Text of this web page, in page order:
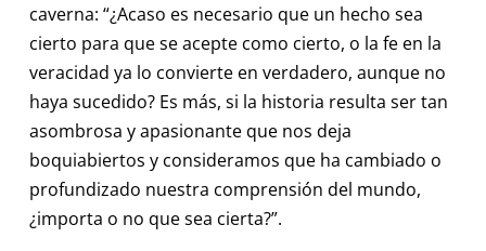
caverna: “¿Acaso es necesario que un hecho sea
cierto para que se acepte como cierto, o la fe en la
veracidad ya lo convierte en verdadero, aunque no
haya sucedido? Es más, si la historia resulta ser tan
asombrosa y apasionante que nos deja
boquiabiertos y consideramos que ha cambiado o
profundizado nuestra comprensión del mundo,
¿importa o no que sea cierta?”.